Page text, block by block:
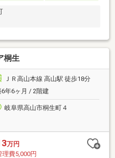
桐生
ＪＲ高山本線 高山駅 徒歩18分
6年6ヶ月 / 2階建
岐阜県高山市桐生町４
万円
理費5,000円